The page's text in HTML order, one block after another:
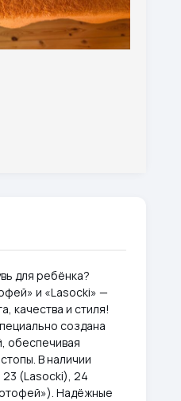
для ребёнка?
и «Lasocki» —
качества и стиля!
создана
обеспечивая
В наличии
(Lasocki), 24
Надёжные